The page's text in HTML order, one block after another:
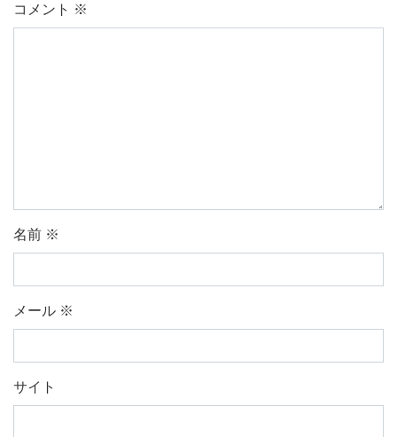
コメント ※
名前 ※
メール ※
サイト